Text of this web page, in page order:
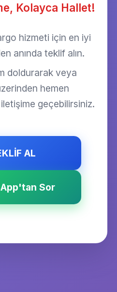
Kolayca Hallet!
hizmeti için en iyi
anında teklif alın.
doldurarak veya
hemen
iletişime geçebilirsiniz.
AL
Sor